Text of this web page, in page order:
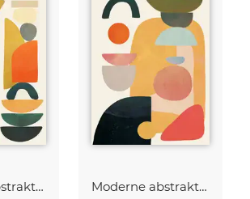
Moderne abstrakte Kunst Moderne abstrakte Kunst